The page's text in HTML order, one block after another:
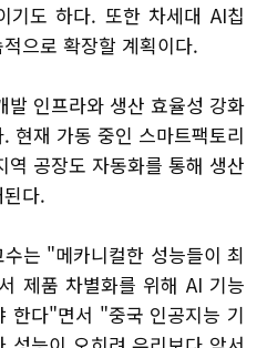
기도 하다. 또한 차세대 AI칩
으로 확장할 계획이다.
발 인프라와 생산 효율성 강화
현재 가동 중인 스마트팩토리
역 공장도 자동화를 통해 생산
다.
는 "메카니컬한 성능들이 최
제품 차별화를 위해 AI 기능
한다"면서 "중국 인공지능 기